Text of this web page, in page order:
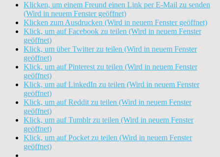
Klicken, um einem Freund einen Link per E-Mail zu senden
(Wird in neuem Fenster geöffnet)
Klicken zum Ausdrucken (Wird in neuem Fenster geöffnet)
Klick, um auf Facebook zu teilen (Wird in neuem Fenster
geöffnet)
Klick, um über Twitter zu teilen (Wird in neuem Fenster
geöffnet)
Klick, um auf Pinterest zu teilen (Wird in neuem Fenster
geöffnet)
Klick, um auf LinkedIn zu teilen (Wird in neuem Fenster
geöffnet)
Klick, um auf Reddit zu teilen (Wird in neuem Fenster
geöffnet)
Klick, um auf Tumblr zu teilen (Wird in neuem Fenster
geöffnet)
Klick, um auf Pocket zu teilen (Wird in neuem Fenster
geöffnet)